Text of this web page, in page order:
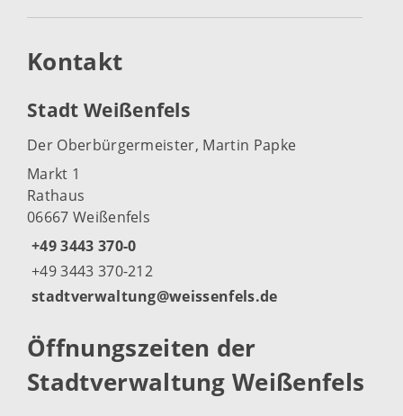
Kontakt
Stadt Weißenfels
Der Oberbürgermeister, Martin Papke
Markt 1
Rathaus
06667 Weißenfels
+49 3443 370-0
+49 3443 370-212
stadtverwaltung@weissenfels.de
Öffnungszeiten der
Stadtverwaltung Weißenfels